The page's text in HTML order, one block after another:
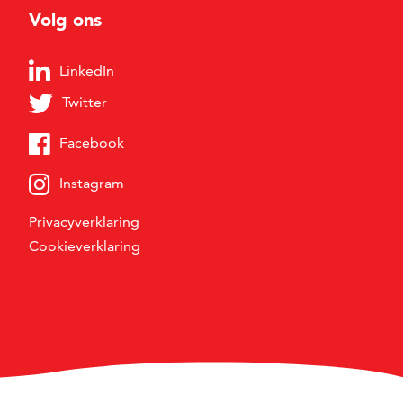
Volg ons
LinkedIn
Twitter
Facebook
Instagram
Privacyverklaring
Cookieverklaring